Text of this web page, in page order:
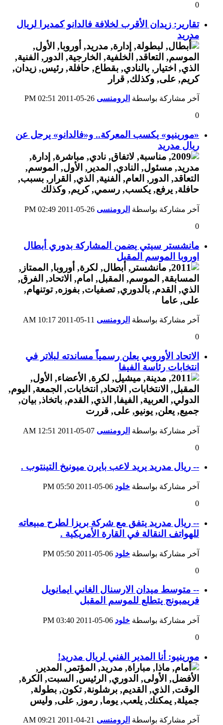
0
تقارير: زيدان الأقرب لخلافة فالدانو كمديرا لريال
مدريد
آخر مشاركة بواسطة الرومنسى
02:51 PM
0
«مورينيو» يكسب المعركة.. و«فالدانو» يرحل عن
ريال مدريد
آخر مشاركة بواسطة الرومنسى
02:49 PM
0
مانشستر سيتي يضمن المشاركة بدوري أبطال
اوروبا الموسم المقبل
آخر مشاركة بواسطة الرومنسى
10:17 AM
0
الاتحاد الأوروبي يعلن رسمياً مساندته لبلاتر في
انتخابات رئاسة الفيفا
آخر مشاركة بواسطة الرومنسى
12:51 AM
0
-- ريال مدريد يريد لاعب بايرن ميونيخ التينتوب .
آخر مشاركة بواسطة خلود
05:50 PM
0
-- ريال مدريد يتفق مع شركة بريزا لطرح مبيعاته
للهواتف النقالة في القارة الأمريكية .
آخر مشاركة بواسطة خلود
05:50 PM
0
-- متوسط ميدان الارسنال الغاني ايمانويل
فريمبونج يتطلع للموسم المقبل
آخر مشاركة بواسطة خلود
03:40 PM
0
مورينيو: أنا المدير الفني لريال مدريد!
آخر مشاركة بواسطة الرومنسى
09:21 AM